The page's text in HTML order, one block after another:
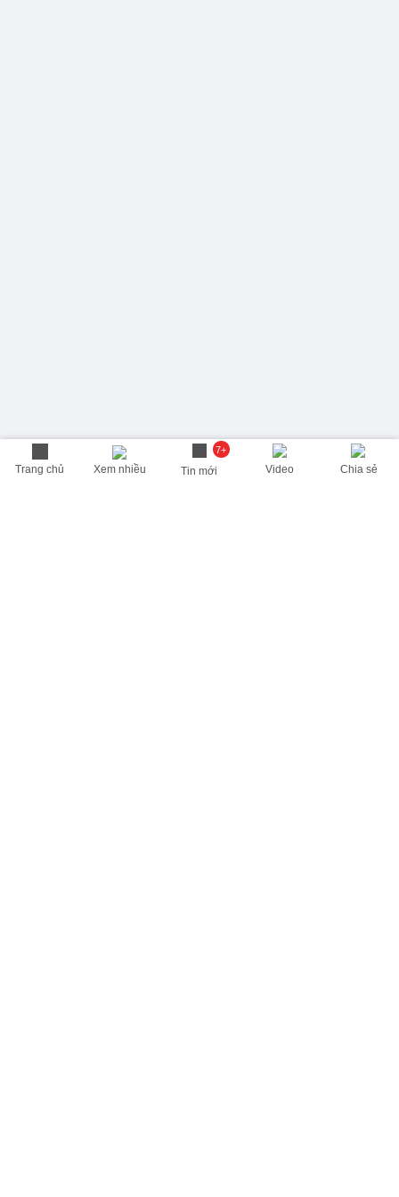
Trang chủ Xem nhiều
7+
Tin mới Video Chia sẻ